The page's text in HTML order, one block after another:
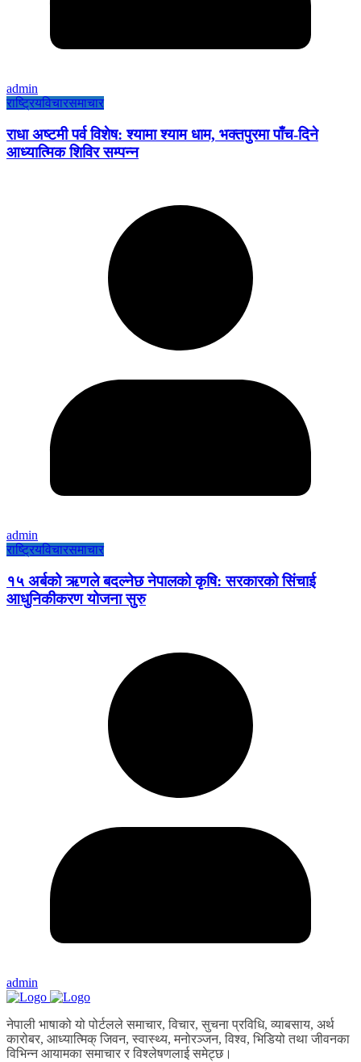
admin
राष्ट्रियविचारसमाचार
राधा अष्टमी पर्व विशेष: श्यामा श्याम धाम, भक्तपुरमा पाँच-दिने
आध्यात्मिक शिविर सम्पन्न
admin
राष्ट्रियविचारसमाचार
१५ अर्बको ऋणले बदल्नेछ नेपालको कृषि: सरकारको सिंचाई
आधुनिकीकरण योजना सुरु
admin
नेपाली भाषाको यो पोर्टलले समाचार, विचार, सुचना प्रविधि, व्याबसाय, अर्थ
कारोबर, आध्यात्मिक् जिवन, स्वास्थ्य, मनोरञ्जन, विश्व, भिडियो तथा जीवनका
विभिन्न आयामका समाचार र विश्लेषणलाई समेट्छ।